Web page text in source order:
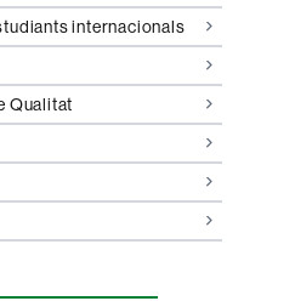
internacionals
Qualitat